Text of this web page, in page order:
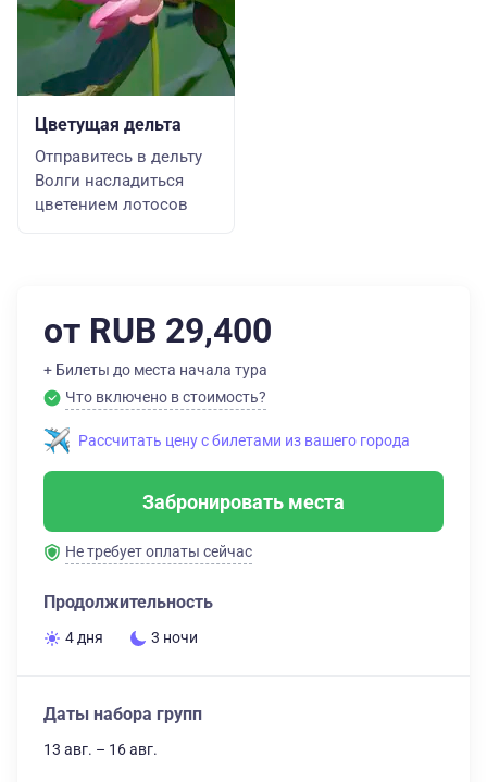
Цветущая дельта
Отправитесь в дельту
Волги насладиться
цветением лотосов
от RUB 29,400
+ Билеты до места начала тура
Что включено в стоимость?
Рассчитать цену с билетами из вашего города
Забронировать места
Не требует оплаты сейчас
Продолжительность
4 дня 3 ночи
Даты набора групп
13 авг. – 16 авг.